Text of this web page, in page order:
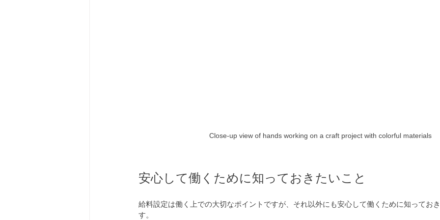
Close-up view of hands working on a craft project with colorful materials
安心して働くために知っておきたいこと
給料設定は働く上での大切なポイントですが、それ以外にも安心して働くために知ってお
す。